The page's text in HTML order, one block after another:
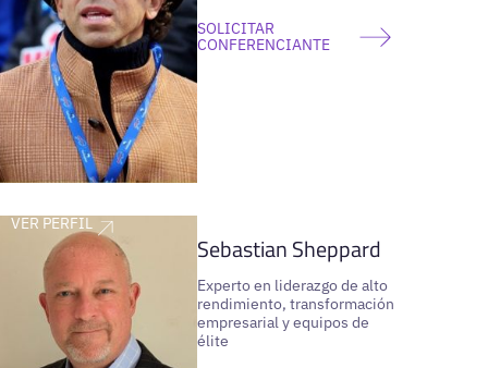
SOLICITAR
CONFERENCIANTE
VER PERFIL
Sebastian Sheppard
Experto en liderazgo de alto
rendimiento, transformación
empresarial y equipos de
élite